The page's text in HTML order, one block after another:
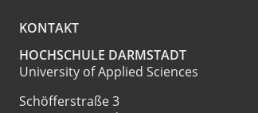
KONTAKT
HOCHSCHULE DARMSTADT
University of Applied Sciences
Schöfferstraße 3